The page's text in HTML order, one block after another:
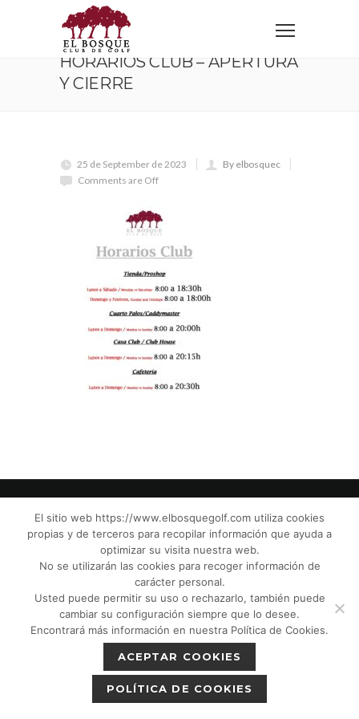
Home HORARIOS CLUB – Apertura y Cierre
HORARIOS CLUB – APERTURA
Y CIERRE
25 de September de 2023
By elbosquec
Comments are Off
© El Bosque Club de Golf |Aviso Legal|
Política de Privacidad| Política de Cookies
Política de devoluciones|
Protección de Menores CPM”|
El sitio web https://www.elbosquegolf.com utiliza cookies
propias y de terceros para recopilar información que ayuda a
optimizar su visita nuestra web.
No se utilizarán las cookies para recoger información de
carácter personal.
Usted puede permitir su uso o rechazarlo, también puede
cambiar su configuración siempre que lo desee.
Encontrará más información en nuestra Política de Cookies.
ACEPTAR COOKIES
POLÍTICA DE COOKIES